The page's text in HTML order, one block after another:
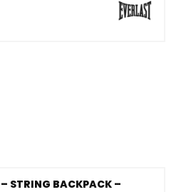
STRING BACKPACK –